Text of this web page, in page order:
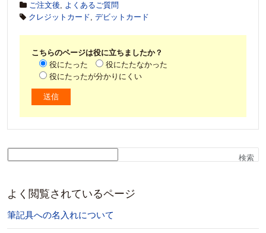
ご注文後, よくあるご質問
クレジットカード, デビットカード
こちらのページは役に立ちましたか？
役にたった
役にたたなかった
役にたったが分かりにくい
検索
よく閲覧されているページ
筆記具への名入れについて